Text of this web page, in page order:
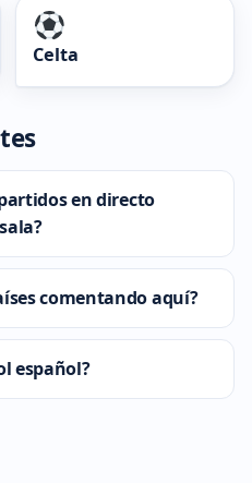
Celta
en directo
comentando aquí?
español?